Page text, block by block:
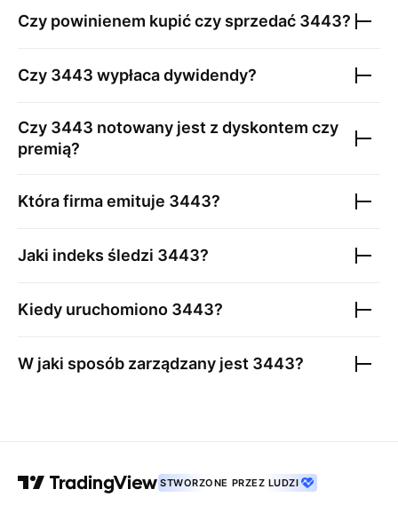
Czy powinienem kupić czy sprzedać 3443?
Czy 3443 wypłaca dywidendy?
Czy 3443 notowany jest z dyskontem czy
premią?
Która firma emituje 3443?
Jaki indeks śledzi 3443?
Kiedy uruchomiono 3443?
W jaki sposób zarządzany jest 3443?
STWORZONE PRZEZ LUDZI